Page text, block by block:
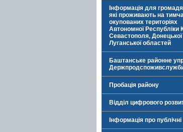
Інформація для
які проживають на
окупованих територіях
Автономної Республіки
Севастополя, Донецької
Луганської областей
Баштанське районне
Пробація району
Відділ цифрового
Інформація про публічні